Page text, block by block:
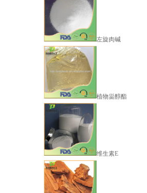
左旋肉碱
植物甾醇酯
维生素E